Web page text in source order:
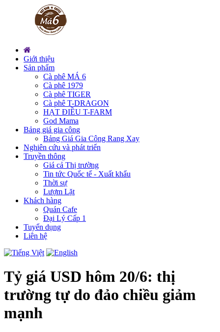
Giới thiệu
Sản phẩm
Cà phê MÁ 6
Cà phê 1979
Cà phê TIGER
Cà phê T-DRAGON
HẠT ĐIỀU T-FARM
God Mama
Bảng giá gia công
Bảng Giá Gia Công Rang Xay
Nghiên cứu và phát triển
Truyền thông
Giá cả Thị trường
Tin tức Quốc tế - Xuất khẩu
Thời sự
Lượm Lặt
Khách hàng
Quán Cafe
Đại Lý Cấp 1
Tuyển dụng
Liên hệ
Tỷ giá USD hôm 20/6: thị
trường tự do đảo chiều giảm
mạnh